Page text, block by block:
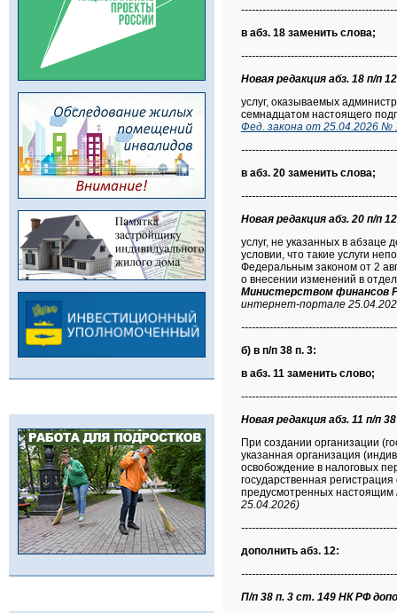
в абз. 18 заменить слова;
Новая редакция абз. 18 п/п
услуг, оказываемых
семнадцатом настоящего
Фед. закона от 25.04.2026 №
в абз. 20 заменить слова;
Новая редакция абз. 20 п/п
услуг, не указанных в
условии, что такие услуги
Федеральным законом от 2
о внесении изменений в
Министерством финансов
интернет-портале
б) в п/п 38 п. 3:
в абз. 11 заменить слово;
Новая редакция абз. 11 п/п
При создании организации
указанная организация
освобождение в налоговых
государственная
предусмотренных настоящим
25.04.2026)
дополнить абз. 12:
П/п 38 п. 3 ст. 149 НК РФ